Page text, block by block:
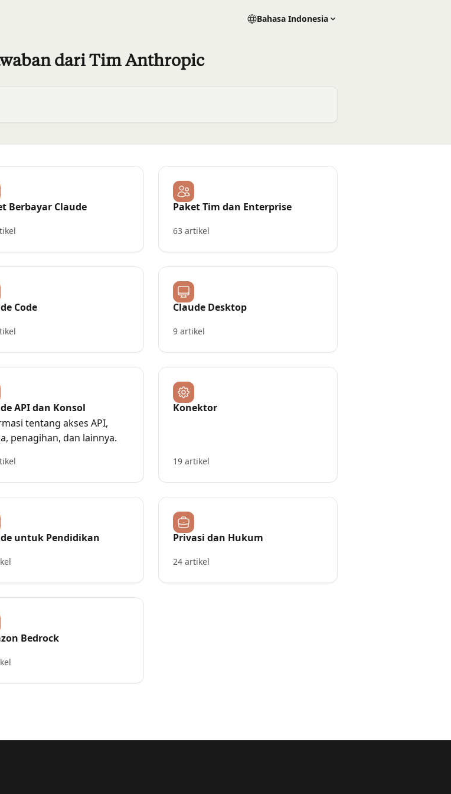
Bahasa Indonesia
dari Tim Anthropic
Berbayar Claude Paket Tim dan Enterprise
63 artikel
Code Claude Desktop
9 artikel
API dan Konsol
tentang akses API,
penagihan, dan lainnya.
Konektor
19 artikel
untuk Pendidikan Privasi dan Hukum
24 artikel
Bedrock